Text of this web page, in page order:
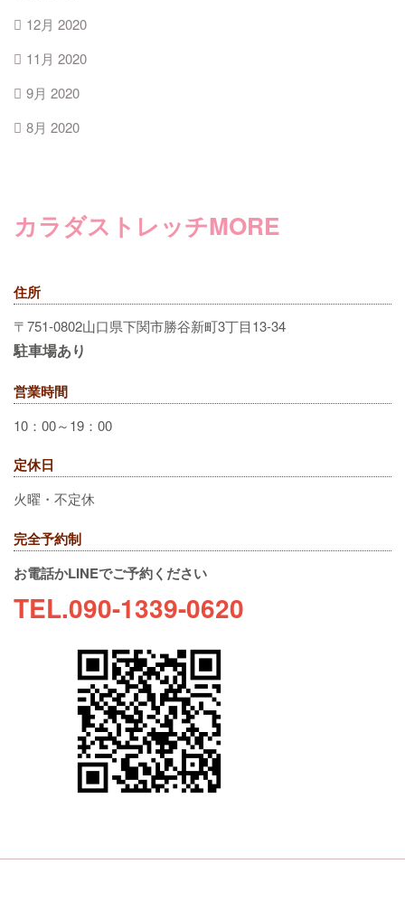
12月 2020
11月 2020
9月 2020
8月 2020
カラダストレッチMORE
住所
〒751-0802山口県下関市勝谷新町3丁目13-34
駐車場あり
営業時間
10：00～19：00
定休日
火曜・不定休
完全予約制
お電話かLINEでご予約ください
TEL.090-1339-0620